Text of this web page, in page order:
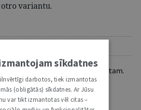
variantu.
tālāk, Tev jābūt žurnāla abonentam.
lūdzam autorizēties:
sīkdatnes
darbotos, tiek izmantotas
(obligātās) sīkdatnes. Ar Jūsu
var tikt izmantotas vēl citas –